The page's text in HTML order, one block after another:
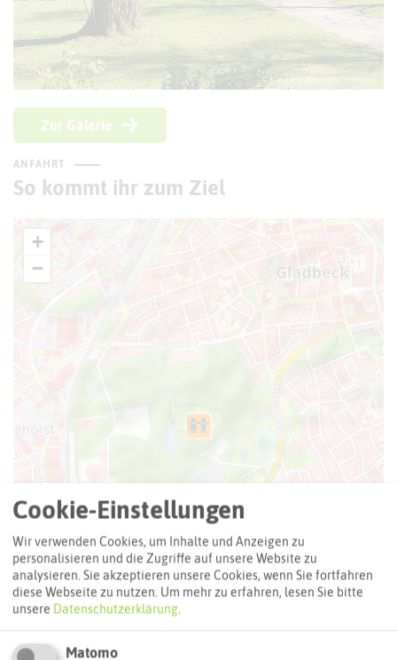
© F. Vincentz (Wikimedia Commons)
Zur Galerie
ANFAHRT
So kommt ihr zum Ziel
+
−
Cookie-Einstellungen
Wir verwenden Cookies, um Inhalte und Anzeigen zu
personalisieren und die Zugriffe auf unsere Website zu
analysieren. Sie akzeptieren unsere Cookies, wenn Sie fortfahren
diese Webseite zu nutzen. Um mehr zu erfahren, lesen Sie bitte
unsere Datenschutzerklärung.
Matomo